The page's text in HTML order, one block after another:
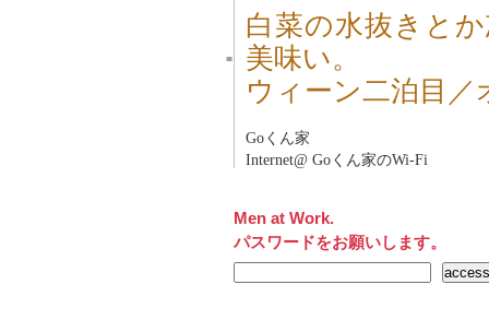
■
白菜の水抜きと
美味い。
ウィーン二泊目／
Goくん家
Internet@ Goくん家のWi-Fi
Men at Work.
パスワードをお願いします。